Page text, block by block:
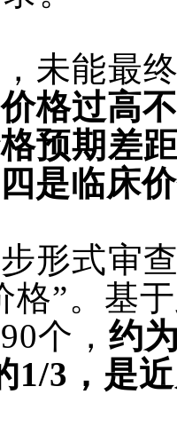
未能最
格过高
预期差
是临床
形式审
格”。基
个， 约
1/3，是